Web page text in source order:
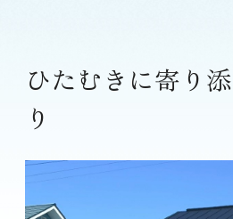
ひたむきに寄り
り